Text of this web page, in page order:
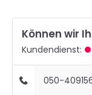
Können wir
Kundendienst:
050-